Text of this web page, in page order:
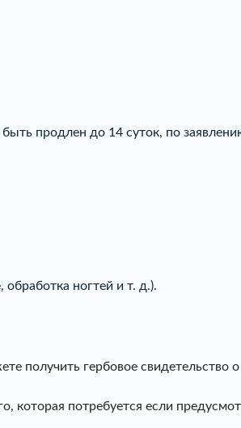
продлен до 14 суток, по
ногтей и т. д.).
получить гербовое свидетельство
которая потребуется если